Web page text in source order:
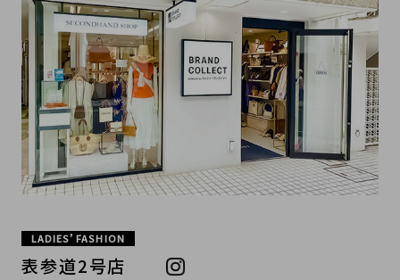
LADIES’ FASHION
表参道2号店